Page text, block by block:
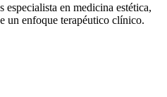
en medicina estética,
un enfoque terapéutico clínico.